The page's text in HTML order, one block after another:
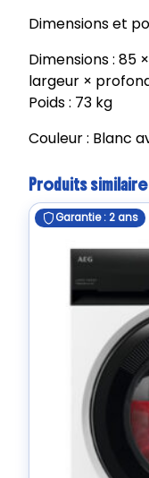
Dimensions et
Dimensions : 85
largeur ×
Poids : 73 kg
Couleur : Blanc
Produits
Garantie : 2 ans